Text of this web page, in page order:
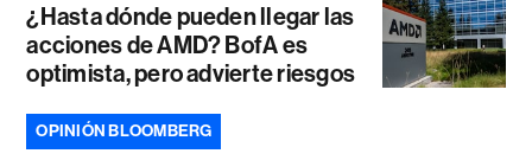
¿Hasta dónde pueden llegar las
acciones de AMD? BofA es
optimista, pero advierte riesgos
OPINIÓN BLOOMBERG